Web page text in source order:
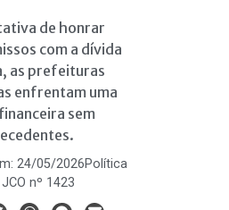
de honrar
com a dívida
as prefeituras
enfrentam uma
sem
24/05/2026Política
JCO nº 1423